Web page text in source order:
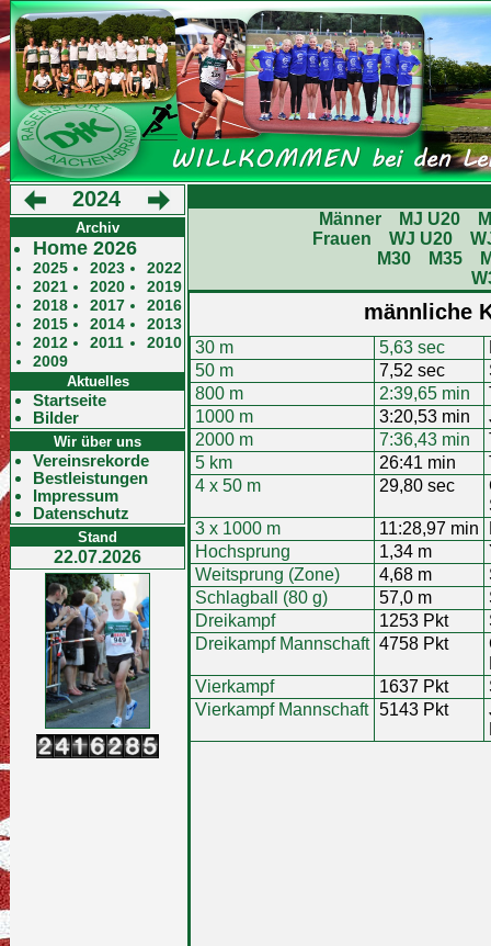
2024
Archiv
Home 2026
2025 2023
2022
2021
2020
2019
2018
2017
2016
2015
2014
2013
2012
2011
2010
2009
Aktuelles
Startseite
Bilder
Wir über uns
Vereinsrekorde
Bestleistungen
Impressum
Datenschutz
Stand
22.07.2026
Männer MJ U20
Frauen
WJ U20
M30
M35
männliche
30 m 5,63 sec
50 m
7,52 sec
800 m
2:39,65 min
1000 m
3:20,53 min
2000 m
7:36,43 min
5 km
26:41 min
4 x 50 m
29,80 sec
3 x 1000 m
11:28,97 min
Hochsprung
1,34 m
Weitsprung (Zone)
4,68 m
Schlagball (80 g)
57,0 m
Dreikampf
1253 Pkt
Dreikampf Mannschaft 4758 Pkt
Vierkampf
1637 Pkt
Vierkampf Mannschaft 5143 Pkt